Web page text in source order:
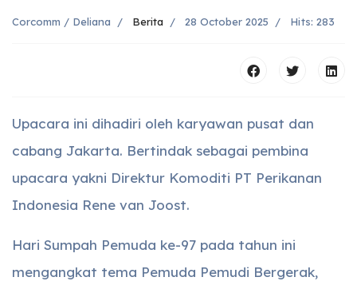
Corcomm / Deliana Berita 28 October 2025 Hits: 283
Upacara ini dihadiri oleh karyawan pusat dan
cabang Jakarta. Bertindak sebagai pembina
upacara yakni Direktur Komoditi PT Perikanan
Indonesia Rene van Joost.
Hari Sumpah Pemuda ke-97 pada tahun ini
mengangkat tema Pemuda Pemudi Bergerak,